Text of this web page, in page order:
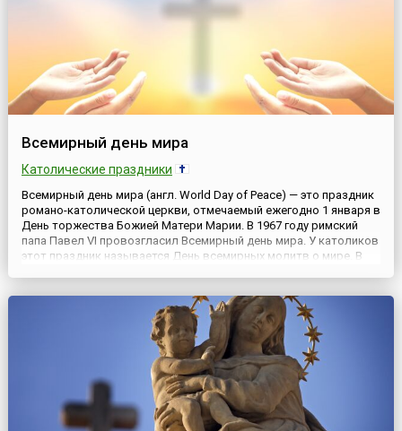
Всемирный день мира
Католические праздники
Всемирный день мира (англ. World Day of Peace) — это праздник
романо-католической церкви, отмечаемый ежегодно 1 января в
День торжества Божией Матери Марии. В 1967 году римский
папа Павел VI провозгласил Всемирный день мира. У католиков
этот праздник называется День всемирных молитв о мире. В